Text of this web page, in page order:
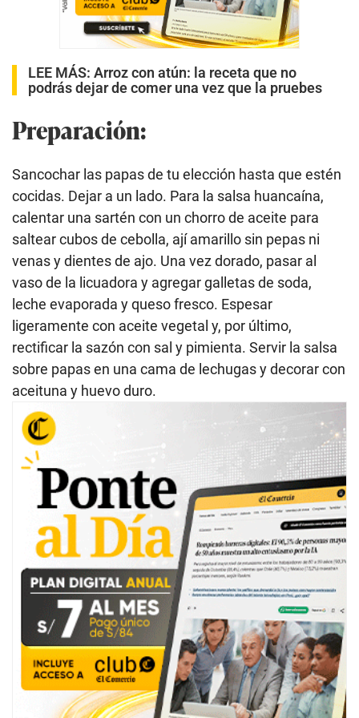
LEE MÁS: Arroz con atún: la receta que no
podrás dejar de comer una vez que la pruebes
Preparación:
Sancochar las papas de tu elección hasta que estén
cocidas. Dejar a un lado. Para la salsa huancaína,
calentar una sartén con un chorro de aceite para
saltear cubos de cebolla, ají amarillo sin pepas ni
venas y dientes de ajo. Una vez dorado, pasar al
vaso de la licuadora y agregar galletas de soda,
leche evaporada y queso fresco. Espesar
ligeramente con aceite vegetal y, por último,
rectificar la sazón con sal y pimienta. Servir la salsa
sobre papas en una cama de lechugas y decorar con
aceituna y huevo duro.